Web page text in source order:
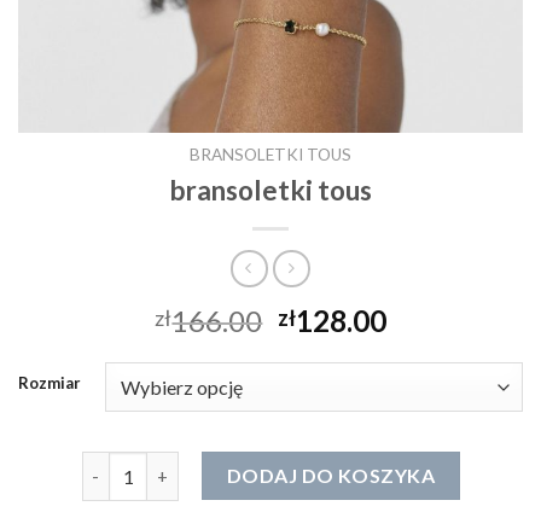
BRANSOLETKI TOUS
bransoletki tous
zł166.00 zł128.00
Rozmiar
ilość bransoletki tousDODAJ DO KOSZYKA